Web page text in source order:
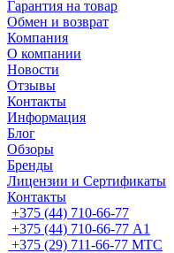
Гарантия на товар
Обмен и возврат
Компания
О компании
Новости
Отзывы
Контакты
Информация
Блог
Обзоры
Бренды
Лицензии и Сертификаты
Контакты
+375 (44) 710-66-77
+375 (44) 710-66-77 А1
+375 (29) 711-66-77 МТС